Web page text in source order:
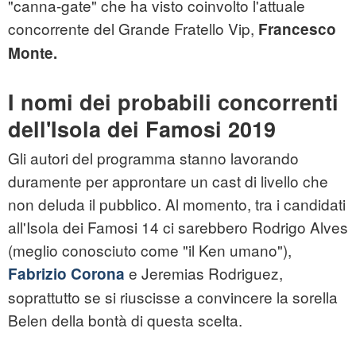
"canna-gate" che ha visto coinvolto l'attuale
concorrente del Grande Fratello Vip, Francesco
Monte.
I nomi dei probabili concorrenti
dell'Isola dei Famosi 2019
Gli autori del programma stanno lavorando
duramente per approntare un cast di livello che
non deluda il pubblico. Al momento, tra i candidati
all'Isola dei Famosi 14 ci sarebbero Rodrigo Alves
(meglio conosciuto come "il Ken umano"),
Fabrizio Corona e Jeremias Rodriguez,
soprattutto se si riuscisse a convincere la sorella
Belen della bontà di questa scelta.